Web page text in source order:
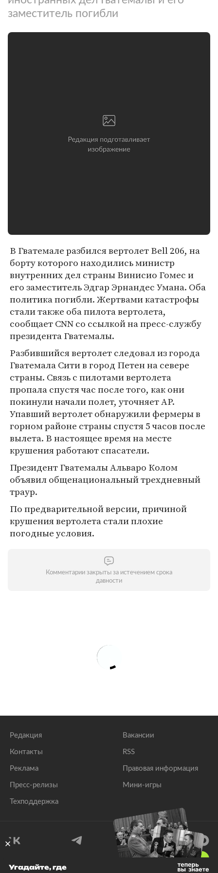
заместитель погибли
В Гватемале разбился вертолет Bell 206, на
борту которого находились министр
внутренних дел страны Винисио Гомес и
его заместитель Эдгар Эрнандес Умана. Оба
политика погибли. Жертвами катастрофы
стали также оба пилота вертолета,
сообщает CNN со ссылкой на пресс-службу
президента Гватемалы.
Разбившийся вертолет следовал из города
Гватемала Сити в город Петен на севере
страны. Связь с пилотами вертолета
пропала спустя час после того, как они
покинули начали полет, уточняет AP.
Упавший вертолет обнаружили фермеры в
горном районе страны спустя 5 часов после
вылета. В настоящее время на месте
крушения работают спасатели.
Президент Гватемалы Альваро Колом
объявил общенациональный трехдневный
траур.
По предварительной версии, причиной
крушения вертолета стали плохие
погодные условия.
Комментарии закрыты за истечением срока
давности
Редакция
Контакты
Реклама
Пресс-релизы
Техподдержка
Вакансии
RSS
Правовая информация
Мини-игры
Угадайте, где